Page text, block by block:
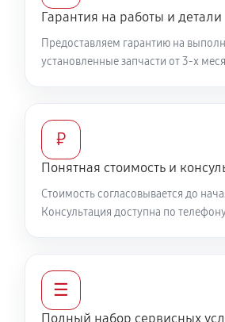
Замена шкива привода хода
1490 руб 60
Замена сцепления
Гарантия на работы и детали
Предоставляем гарантию на
установленные запчасти от 3-х
₽
Понятная стоимость и
Стоимость согласовывается до
Консультация доступна по
☰
Полный набор сервисных